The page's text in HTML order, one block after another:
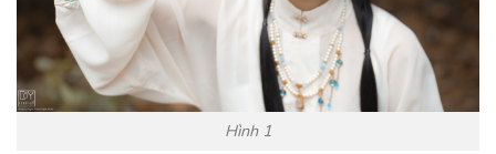
Hình 1